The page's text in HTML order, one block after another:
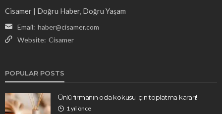
Cisamer | Doğru Haber, Doğru Yaşam
Email: haber@cisamer.com
Website: Cisamer
POPULAR POSTS
Ünlü firmanın oda kokusu için toplatma kararı!
1 yıl önce